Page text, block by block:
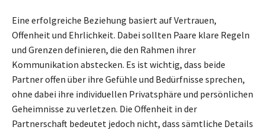
Eine erfolgreiche Beziehung basiert auf Vertrauen,
Offenheit und Ehrlichkeit. Dabei sollten Paare klare Regeln
und Grenzen definieren, die den Rahmen ihrer
Kommunikation abstecken. Es ist wichtig, dass beide
Partner offen über ihre Gefühle und Bedürfnisse sprechen,
ohne dabei ihre individuellen Privatsphäre und persönlichen
Geheimnisse zu verletzen. Die Offenheit in der
Partnerschaft bedeutet jedoch nicht, dass sämtliche Details